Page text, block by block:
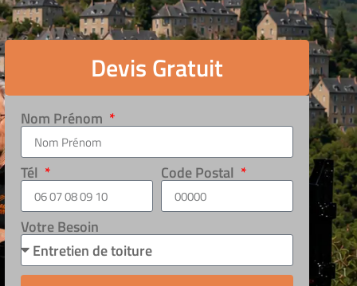
Devis Gratuit
Nom Prénom
Tél Code Postal
Votre Besoin